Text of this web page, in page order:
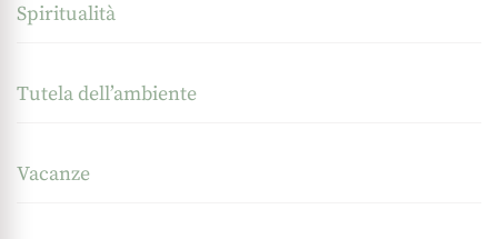
Spiritualità
Tutela dell’ambiente
Vacanze